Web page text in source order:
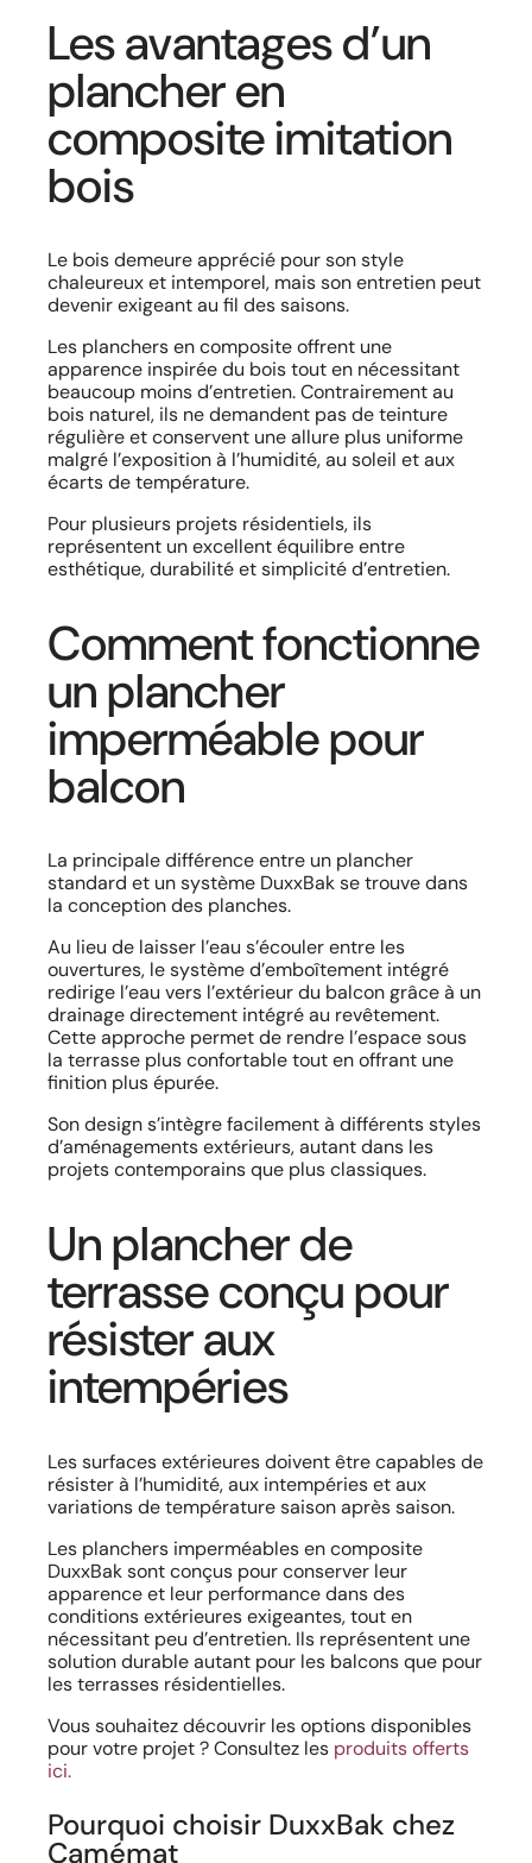
Les avantages d’un
plancher en
composite imitation
bois
Le bois demeure apprécié pour son style
chaleureux et intemporel, mais son entretien peut
devenir exigeant au fil des saisons.
Les planchers en composite offrent une
apparence inspirée du bois tout en nécessitant
beaucoup moins d’entretien. Contrairement au
bois naturel, ils ne demandent pas de teinture
régulière et conservent une allure plus uniforme
malgré l’exposition à l’humidité, au soleil et aux
écarts de température.
Pour plusieurs projets résidentiels, ils
représentent un excellent équilibre entre
esthétique, durabilité et simplicité d’entretien.
Comment fonctionne
un plancher
imperméable pour
balcon
La principale différence entre un plancher
standard et un système DuxxBak se trouve dans
la conception des planches.
Au lieu de laisser l’eau s’écouler entre les
ouvertures, le système d’emboîtement intégré
redirige l’eau vers l’extérieur du balcon grâce à un
drainage directement intégré au revêtement.
Cette approche permet de rendre l’espace sous
la terrasse plus confortable tout en offrant une
finition plus épurée.
Son design s’intègre facilement à différents styles
d’aménagements extérieurs, autant dans les
projets contemporains que plus classiques.
Un plancher de
terrasse conçu pour
résister aux
intempéries
Les surfaces extérieures doivent être capables de
résister à l’humidité, aux intempéries et aux
variations de température saison après saison.
Les planchers imperméables en composite
DuxxBak sont conçus pour conserver leur
apparence et leur performance dans des
conditions extérieures exigeantes, tout en
nécessitant peu d’entretien. Ils représentent une
solution durable autant pour les balcons que pour
les terrasses résidentielles.
Vous souhaitez découvrir les options disponibles
pour votre projet ? Consultez les produits offerts
ici.
Pourquoi choisir DuxxBak chez
Camémat